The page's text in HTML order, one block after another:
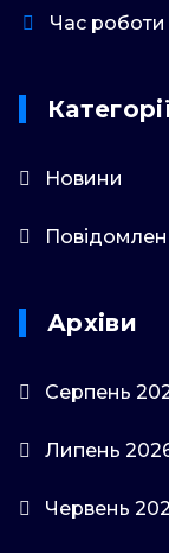
Час роботи
Новини
Архіви
Серпень
Липень
Червень